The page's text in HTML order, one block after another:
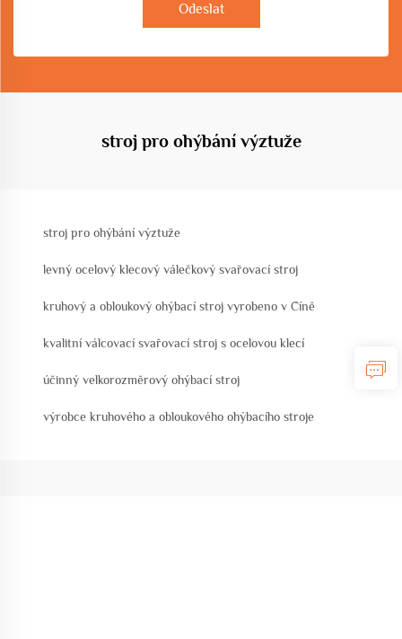
Odeslat
stroj pro ohýbání výztuže
stroj pro ohýbání výztuže
levný ocelový klecový válečkový svařovací stroj
kruhový a obloukový ohýbací stroj vyrobeno v Číně
kvalitní válcovací svařovací stroj s ocelovou klecí
účinný velkorozměrový ohýbací stroj
výrobce kruhového a obloukového ohýbacího stroje